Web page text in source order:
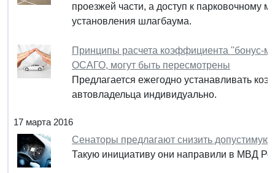
проезжей части, а доступ к парковочному
установления шлагбаума.
Принципы расчета коэффициента ''бонус-
ОСАГО, могут быть пересмотрены
Предлагается ежегодно устанавливать
автовладельца индивидуально.
17 марта 2016
Сенаторы предлагают снизить допустимую
Такую инициативу они направили в МВД